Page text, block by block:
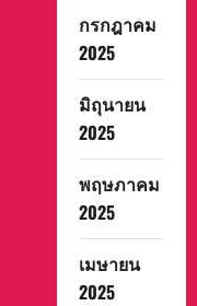
กรกฎาคม
2025
มิถุนายน
2025
พฤษภาคม
2025
เมษายน
2025